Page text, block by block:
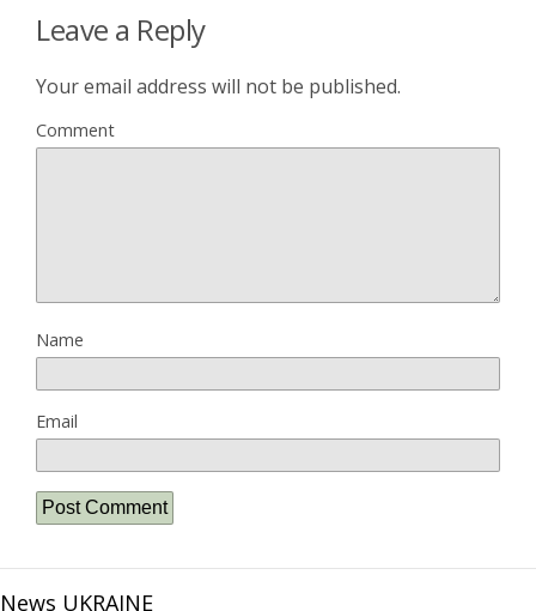
Leave a Reply
Your email address will not be published.
Comment
Name
Email
News UKRAINE